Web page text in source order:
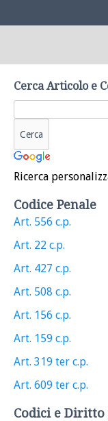
Cerca Articolo e
Ricerca
Codice Penale
Art. 556 c.p.
Art. 22 c.p.
Art. 427 c.p.
Art. 508 c.p.
Art. 156 c.p.
Art. 159 c.p.
Art. 319 ter c.p.
Art. 609 ter c.p.
Codici e